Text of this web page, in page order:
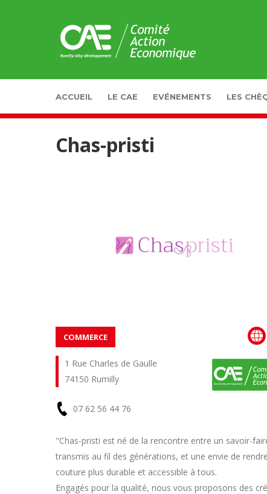
ACCUEIL LE CAE EVÉNEMENTS LES
Chas-pristi
COMMERCE
1 Rue Charles de Gaulle
74150 Rumilly
07 62 56 44 76
En
savoir
plus
"Chas-pristi est né de la rencontre entre un savoir-
transmis au fil des générations, et une envie de
couture plus durable et accessible à tous.
Engagés pour la qualité, nous vous proposons des